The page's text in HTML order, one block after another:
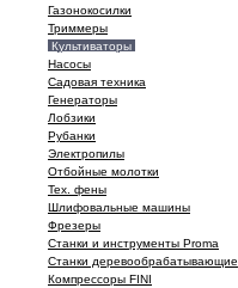
Газонокосилки
Триммеры
Культиваторы
Hасосы
Садовая техника
Генераторы
Лобзики
Рубанки
Электропилы
Отбойные молотки
Тех. фены
Шлифовальные машины
Фрезеры
Станки и инструменты Proma
Станки деревообрабатывающие
Компрессоры FINI